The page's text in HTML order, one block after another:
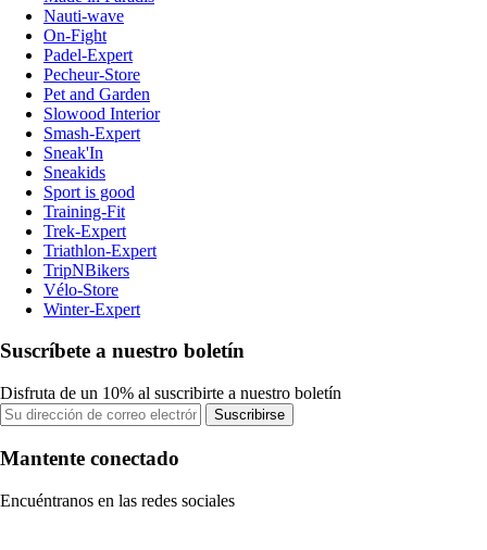
Nauti-wave
On-Fight
Padel-Expert
Pecheur-Store
Pet and Garden
Slowood Interior
Smash-Expert
Sneak'In
Sneakids
Sport is good
Training-Fit
Trek-Expert
Triathlon-Expert
TripNBikers
Vélo-Store
Winter-Expert
Suscríbete a nuestro boletín
Disfruta de un 10% al suscribirte a nuestro boletín
Suscribirse
Mantente conectado
Encuéntranos en las redes sociales